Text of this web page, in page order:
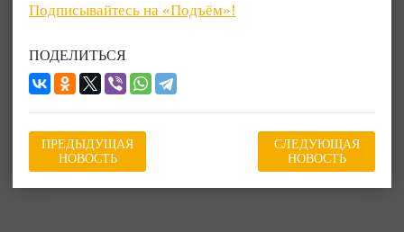
Подписывайтесь на «Подъём»!
ПОДЕЛИТЬСЯ
ПРЕДЫДУЩАЯ
НОВОСТЬ
СЛЕДУЮЩАЯ
НОВОСТЬ